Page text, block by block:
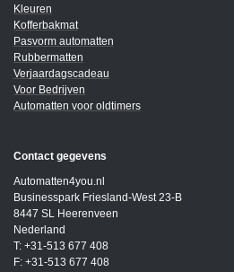
Kleuren
Kofferbakmat
Pasvorm automatten
Rubbermatten
Verjaardagscadeau
Voor Bedrijven
Automatten voor oldtimers
Contact gegevens
Automatten4you.nl
Businesspark Friesland-West 23-B
8447 SL Heerenveen
Nederland
T: +31-513 677 408
F: +31-513 677 408